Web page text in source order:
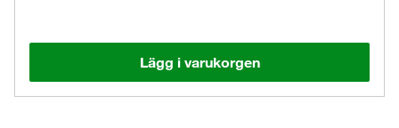
Lägg i varukorgen